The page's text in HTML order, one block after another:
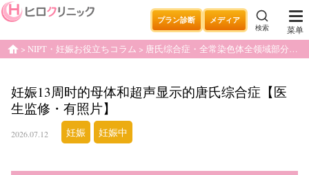
プラン診断 メディア
検索 菜单
homeNIPT・妊娠お役立ちコラム 唐氏综合症・全常染色体全领域部分缺失・重复疾病
妊娠13周时的母体和超声显示的唐氏综合症【医
生监修・有照片】
2026.07.12 妊娠 妊娠中